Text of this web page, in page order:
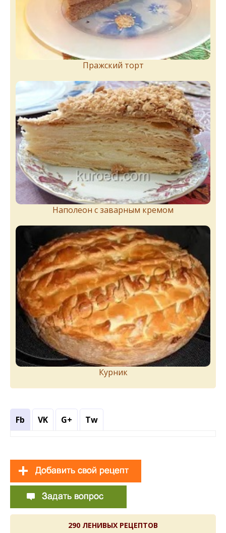
Пражский торт
Наполеон с заварным кремом
Курник
Fb VK G+ Tw
290 ЛЕНИВЫХ РЕЦЕПТОВ